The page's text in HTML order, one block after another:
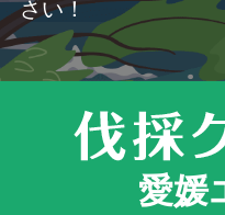
さい！
愛媛